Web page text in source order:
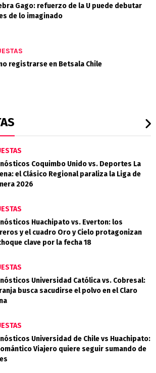
Gago: refuerzo de la U puede debutar
de lo imaginado
registrarse en Betsala Chile
Coquimbo Unido vs. Deportes La
el Clásico Regional paraliza la Liga de
2026
Huachipato vs. Everton: los
y el cuadro Oro y Cielo protagonizan
clave por la fecha 18
Universidad Católica vs. Cobresal:
busca sacudirse el polvo en el Claro
Universidad de Chile vs Huachipato:
Viajero quiere seguir sumando de